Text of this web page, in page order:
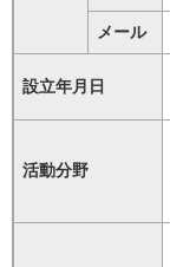
メール
設立年月日
活動分野